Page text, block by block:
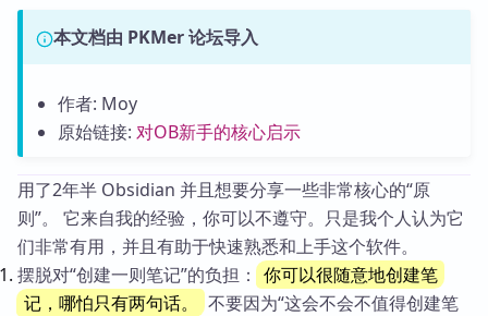
本文档由 PKMer 论坛导入
作者: Moy
原始链接: 对OB新手的核心启示
用了2年半 Obsidian 并且想要分享一些非常核心的“原
则”。 它来自我的经验，你可以不遵守。只是我个人认为它
们非常有用，并且有助于快速熟悉和上手这个软件。
摆脱对“创建一则笔记”的负担： 你可以很随意地创建笔
记，哪怕只有两句话。
不要因为“这会不会不值得创建笔